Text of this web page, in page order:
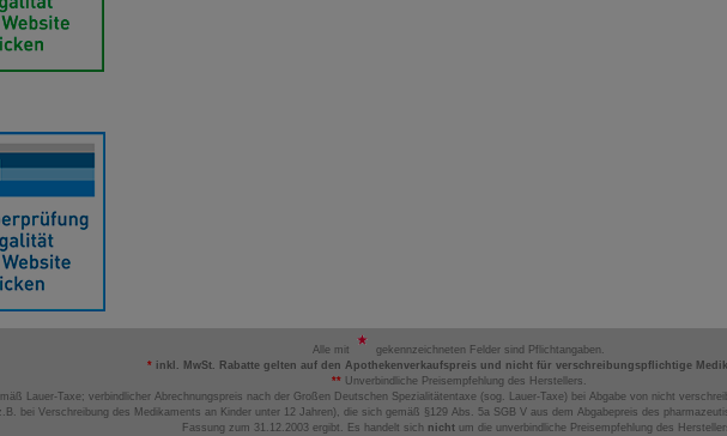
Alle mit
gekennzeichneten Felder sind Pflichtangaben.
* inkl. MwSt. Rabatte gelten auf den Apothekenverkaufspreis und nicht für verschreibungspflichtige
**Unverbindliche Preisempfehlung des Herstellers.
Lauer-Taxe; verbindlicher Abrechnungspreis nach der Großen Deutschen Spezialitätentaxe (sog. Lauer-Taxe) bei Abgabe von nicht
bei Verschreibung des Medikaments an Kinder unter 12 Jahren), die sich gemäß §129 Abs. 5a SGB V aus dem Abgabepreis des
Fassung zum 31.12.2003 ergibt. Es handelt sich nicht um die unverbindliche Preisempfehlung des